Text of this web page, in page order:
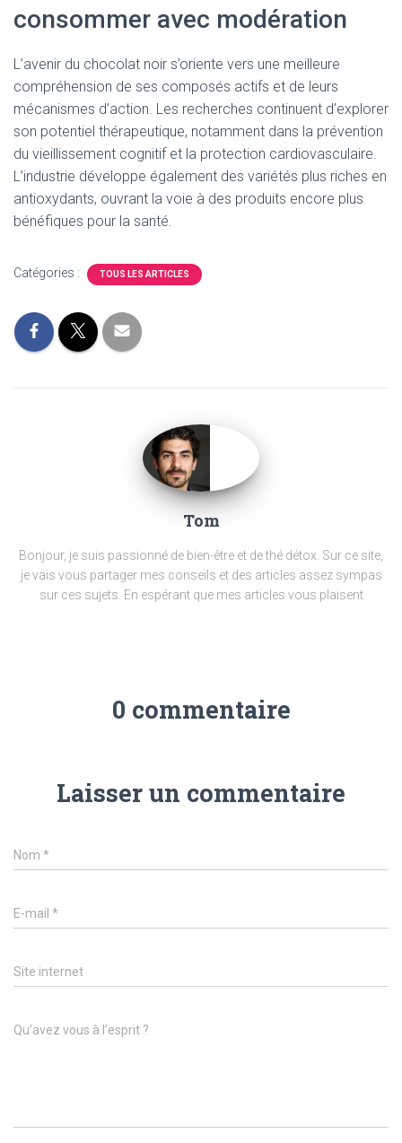
consommer avec modération
L’avenir du chocolat noir s’oriente vers une meilleure
compréhension de ses composés actifs et de leurs
mécanismes d’action. Les recherches continuent d’explorer
son potentiel thérapeutique, notamment dans la prévention
du vieillissement cognitif et la protection cardiovasculaire.
L’industrie développe également des variétés plus riches en
antioxydants, ouvrant la voie à des produits encore plus
bénéfiques pour la santé.
Catégories : TOUS LES ARTICLES
Tom
Bonjour, je suis passionné de bien-être et de thé détox. Sur ce site,
je vais vous partager mes conseils et des articles assez sympas
sur ces sujets. En espérant que mes articles vous plaisent
0 commentaire
Laisser un commentaire
Nom *
E-mail *
Site internet
Qu’avez vous à l’esprit ?